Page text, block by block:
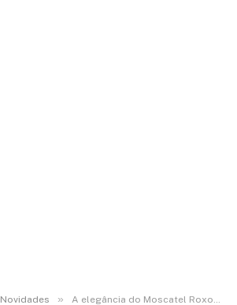
Novidades » A elegância do Moscatel Roxo em versão espumante: assim nasce o Coleção Privada DSF Roxo Rosé Brut Natur